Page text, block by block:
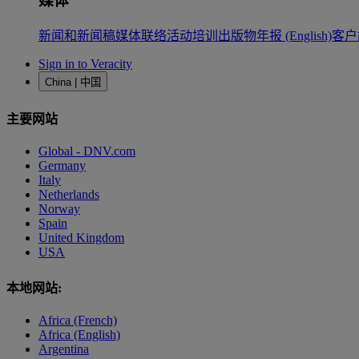
新闻和新闻稿媒体联络活动培训 出版物年报 (English)客
Sign in to Veracity
China | 中国
主要网站
Global - DNV.com
Germany
Italy
Netherlands
Norway
Spain
United Kingdom
USA
本地网站:
Africa (French)
Africa (English)
Argentina